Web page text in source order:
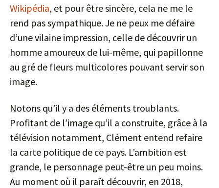
Wikipédia, et pour être sincère, cela ne me le
rend pas sympathique. Je ne peux me défaire
d’une vilaine impression, celle de découvrir un
homme amoureux de lui-même, qui papillonne
au gré de fleurs multicolores pouvant servir son
image.
Notons qu’il y a des éléments troublants.
Profitant de l’image qu’il a construite, grâce à la
télévision notamment, Clément entend refaire
la carte politique de ce pays. L’ambition est
grande, le personnage peut-être un peu moins.
Au moment où il paraît découvrir, en 2018,